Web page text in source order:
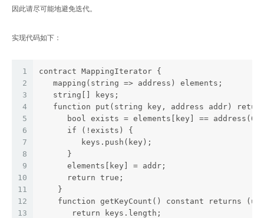
因此请尽可能地避免迭代。
实现代码如下：
1
2
3
4
5
6
7
8
9
10
11
12
13
contract MappingIterator {
   mapping(string => address) elements;
   string[] keys;
function put(string key, address addr)
      bool exists = elements[key] == address(0)
      if (!exists) {
         keys.push(key);
      }
      elements[key] = addr;
      return true;
    }
function getKeyCount() constant returns
       return keys.length;